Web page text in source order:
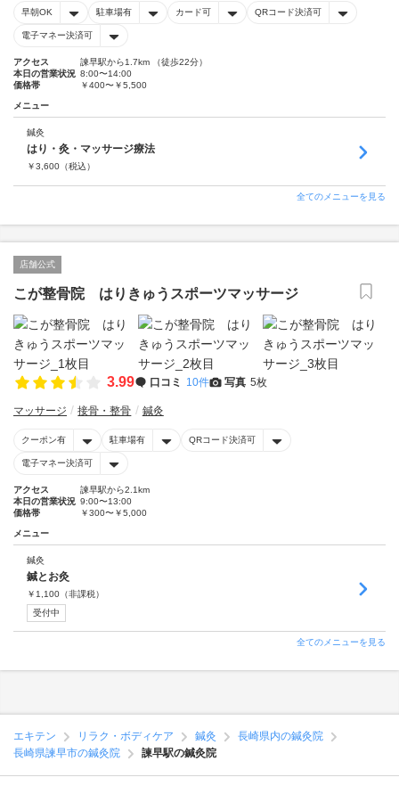
早朝OK 駐車場有 カード可 QRコード決済可
電子マネー決済可
アクセス
諫早駅から1.7km （徒歩22分）
本日の営業状況 8:00〜14:00
価格帯
￥400〜￥5,500
メニュー
鍼灸
はり・灸・マッサージ療法
￥3,600 （税込）
全てのメニューを見る
店舗公式
こが整骨院 はりきゅうスポーツマッサージ
3.99 口コミ 10件 写真 5枚
マッサージ 接骨・整骨 鍼灸
クーポン有 駐車場有 QRコード決済可
電子マネー決済可
アクセス
諫早駅から2.1km
本日の営業状況 9:00〜13:00
価格帯
￥300〜￥5,000
メニュー
鍼灸
鍼とお灸
￥ 1,100 （非課税）
受付中
全てのメニューを見る
エキテン リラク・ボディケア 鍼灸
長崎県内の鍼灸院
長崎県諫早市の鍼灸院
諫早駅の鍼灸院